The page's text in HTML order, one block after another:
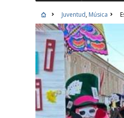
Juventud, Música